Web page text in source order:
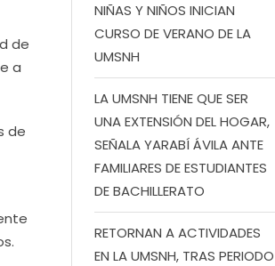
de
a
de
NIÑAS Y NIÑOS INICIAN
CURSO DE VERANO DE LA
UMSNH
LA UMSNH TIENE QUE SER
UNA EXTENSIÓN DEL HOGAR,
SEÑALA YARABÍ ÁVILA ANTE
FAMILIARES DE ESTUDIANTES
DE BACHILLERATO
RETORNAN A ACTIVIDADES
EN LA UMSNH, TRAS PERIODO